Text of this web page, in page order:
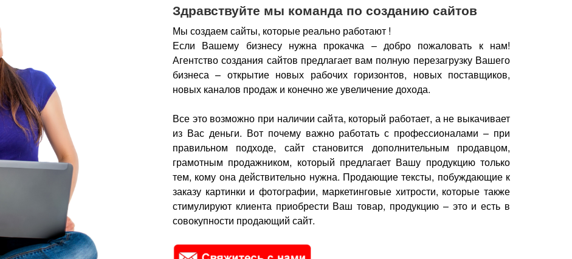
Здравствуйте мы команда по созданию сайтов
Мы создаем сайты, которые реально работают !
Если Вашему бизнесу нужна прокачка – добро пожаловать к нам!
Агентство создания сайтов предлагает вам полную перезагрузку Вашего
бизнеса – открытие новых рабочих горизонтов, новых поставщиков,
новых каналов продаж и конечно же увеличение дохода.
Все это возможно при наличии сайта, который работает, а не выкачивает
из Вас деньги. Вот почему важно работать с профессионалами – при
правильном подходе, сайт становится дополнительным продавцом,
грамотным продажником, который предлагает Вашу продукцию только
тем, кому она действительно нужна. Продающие тексты, побуждающие к
заказу картинки и фотографии, маркетинговые хитрости, которые также
стимулируют клиента приобрести Ваш товар, продукцию – это и есть в
совокупности продающий сайт.